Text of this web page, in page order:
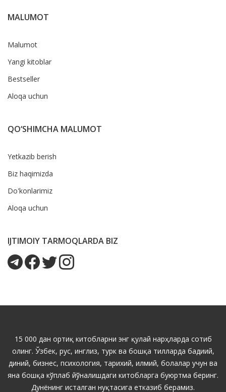
MALUMOT
Malumot
Yangi kitoblar
Bestseller
Aloqa uchun
QO‘SHIMCHA MALUMOT
Yetkazib berish
Biz haqimizda
Do'konlarimiz
Aloqa uchun
IJTIMOIY TARMOQLARDA BIZ
15 000 дан ортиқ китобларни энг қулай нарҳларда сотиб
олинг. Ўзбек, рус, инглиз, турк ва бошқа тилларда бадиий,
диний, бизнес, психология, тарихий, илмий, болалар учун ва
яна бошқа кўплаб йўналишдаги китобларга буюртма беринг.
Дунёнинг исталган нуқтасига етказиб берамиз.